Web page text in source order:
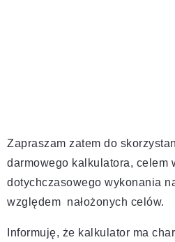
Zapraszam zatem do
darmowego kalkulatora, celem
dotychczasowego wykonania
względem nałożonych celów.
Informuję, że kalkulator ma